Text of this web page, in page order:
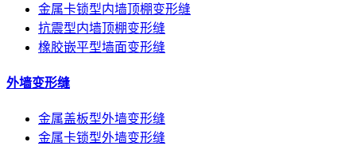
金属卡锁型内墙顶棚变形缝
抗震型内墙顶棚变形缝
橡胶嵌平型墙面变形缝
外墙变形缝
金属盖板型外墙变形缝
金属卡锁型外墙变形缝